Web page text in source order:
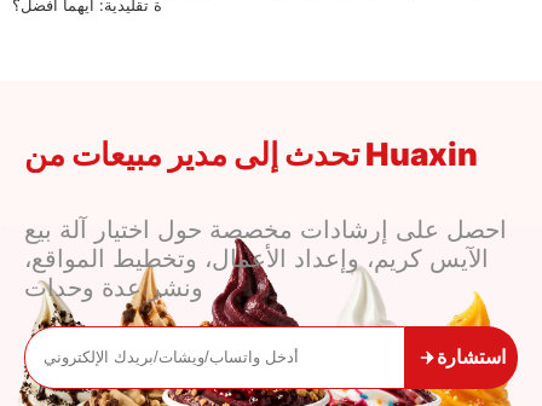
ة تقليدية: أيهما أفضل؟
تحدث إلى مدير مبيعات من Huaxin
احصل على إرشادات مخصصة حول اختيار آلة بيع
الآيس كريم، وإعداد الأعمال، وتخطيط المواقع،
ونشر عدة وحدات
استشارة